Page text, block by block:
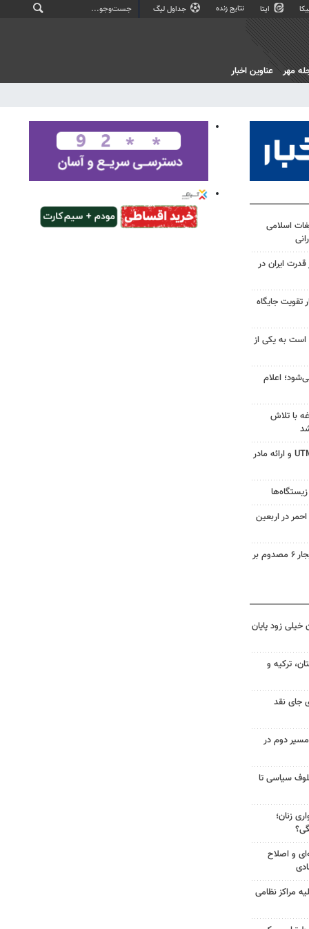
ایتا نتایج زنده جداول لیگ
مهر عناوین اخبار
اسلامی
ایران در
تقویت جایگاه
است به یکی از
اعلام
با تلاش
جزئیات ثبت ادعا، تهیه نقشه UTM و ارائه مادر
در اربعین
واژگونی تیبا در محور همدان بیجار ۶ مصدوم بر
خیلی زود پایان
ترکیه و
جای نقد
دوم در
سیاسی تا
زنان؛
و اصلاح
مراکز نظامی